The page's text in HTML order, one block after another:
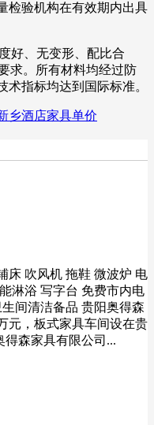
检验机构在有效期内出具
好、无变形、配比合
求。所有材料均经过防
指标均达到国际标准。
乡酒店家具单价
床 吹风机 拖鞋 微波炉 电
淋浴 写字台 免费市内电
间清洁备品 贵阳奥得森
元，板式家具车间设在贵
得森家具有限公司...